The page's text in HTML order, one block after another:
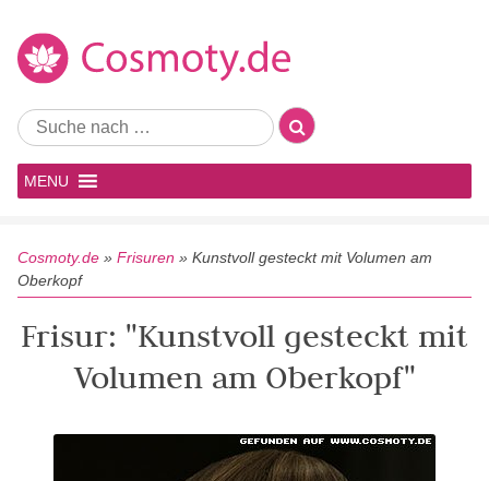
MENU
Cosmoty.de » Frisuren » Kunstvoll gesteckt mit Volumen am
Oberkopf
Frisur: "Kunstvoll gesteckt mit
Volumen am Oberkopf"